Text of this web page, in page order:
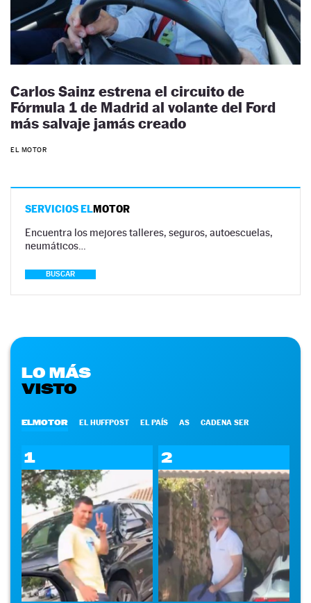
Carlos Sainz estrena el circuito de
Fórmula 1 de Madrid al volante del Ford
más salvaje jamás creado
EL MOTOR
SERVICIOS ELMOTOR
Encuentra los mejores talleres, seguros, autoescuelas,
neumáticos…
BUSCAR
LO MÁS
VISTO
ELMOTOR EL HUFFPOST EL PAÍS AS CADENA SER
1 2